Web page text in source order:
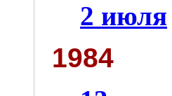
2 июля
1984